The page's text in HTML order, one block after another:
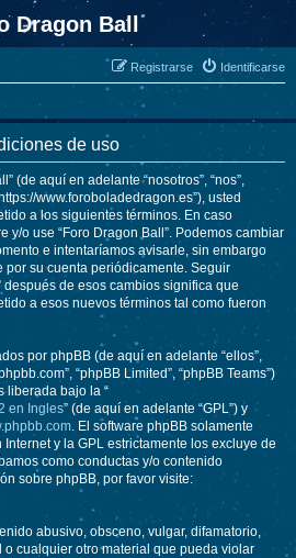
Dragon Ball
Identificarse
Registrarse
de uso
(de aquí en adelante “nosotros”, “nos”,
www.foroboladedragon.es”), usted
a los siguientes términos. En caso
y/o use “Foro Dragon Ball”. Podemos cambiar
e intentaríamos avisarle, sin embargo
su cuenta periódicamente. Seguir
después de esos cambios significa que
a esos nuevos términos tal como fueron
por phpBB (de aquí en adelante “ellos”,
“phpBB Limited”, “phpBB Teams”)
liberada bajo la “
en Ingles” (de aquí en adelante “GPL”) y
. El software phpBB solamente
y la GPL estrictamente los excluye de
como conductas y/o contenido
sobre phpBB, por favor visite:
abusivo, obsceno, vulgar, difamatorio,
cualquier otro material que pueda violar